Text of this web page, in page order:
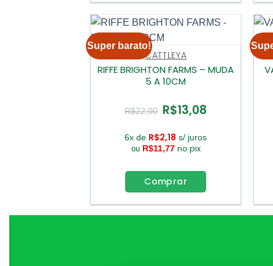
Super barato!
CATTLEYA
RIFFE BRIGHTON FARMS – MUDA
5 A 10CM
R$22,00 O
preço
era:
R$22,00.
R$13,08
R$13,08.
6x de R$2,18 s/ juros
ou R$11,77 no pix
Comprar